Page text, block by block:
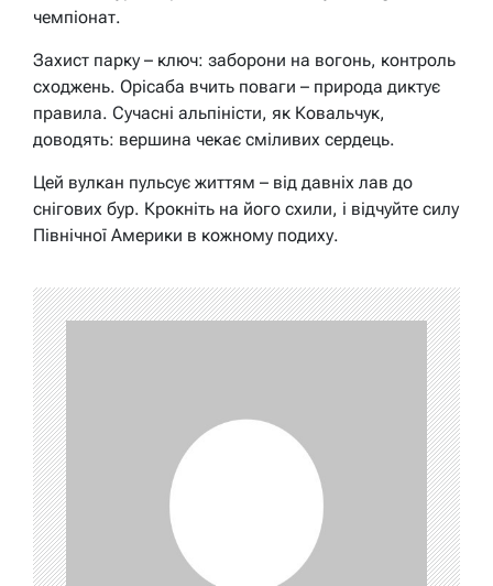
чемпіонат.
Захист парку – ключ: заборони на вогонь, контроль
сходжень. Орісаба вчить поваги – природа диктує
правила. Сучасні альпіністи, як Ковальчук,
доводять: вершина чекає сміливих сердець.
Цей вулкан пульсує життям – від давніх лав до
снігових бур. Крокніть на його схили, і відчуйте силу
Північної Америки в кожному подиху.